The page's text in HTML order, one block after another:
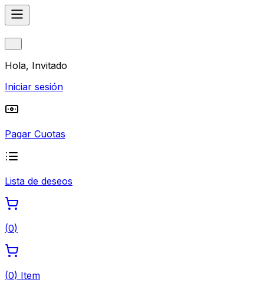
Hola, Invitado
Iniciar sesión
Pagar Cuotas
Lista de deseos
(0)
(0) Item